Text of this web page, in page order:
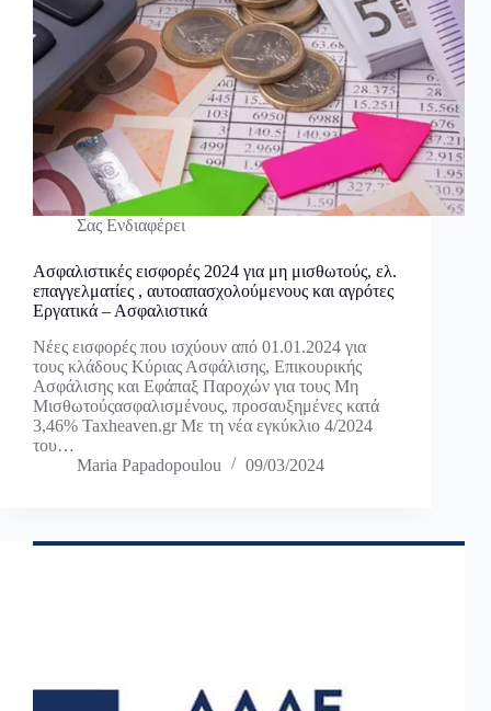
Σας Ενδιαφέρει
Ασφαλιστικές εισφορές 2024 για μη μισθωτούς, ελ.
επαγγελματίες , αυτοαπασχολούμενους και αγρότες
Εργατικά – Ασφαλιστικά
Νέες εισφορές που ισχύουν από 01.01.2024 για
τους κλάδους Κύριας Ασφάλισης, Επικουρικής
Ασφάλισης και Εφάπαξ Παροχών για τους Μη
Μισθωτούςασφαλισμένους, προσαυξημένες κατά
3,46% Taxheaven.gr Με τη νέα εγκύκλιο 4/2024
του…
Maria Papadopoulou
09/03/2024